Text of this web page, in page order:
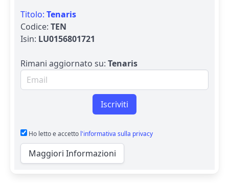
Titolo: Tenaris
Codice: TEN
Isin: LU0156801721
Rimani aggiornato su: Tenaris
Email per newsletter
Iscriviti
Ho letto e accetto l'informativa sulla privacy
Maggiori Informazioni